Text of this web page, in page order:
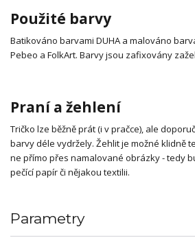
Použité barvy
Batikováno barvami DUHA a malováno
Pebeo a FolkArt. Barvy jsou zafixovány
Praní a žehlení
Tričko lze běžně prát (i v pračce), ale
barvy déle vydržely. Žehlit je možné klidně
ne přímo přes namalované obrázky - tedy
pečící papír či nějakou textilii.
Parametry